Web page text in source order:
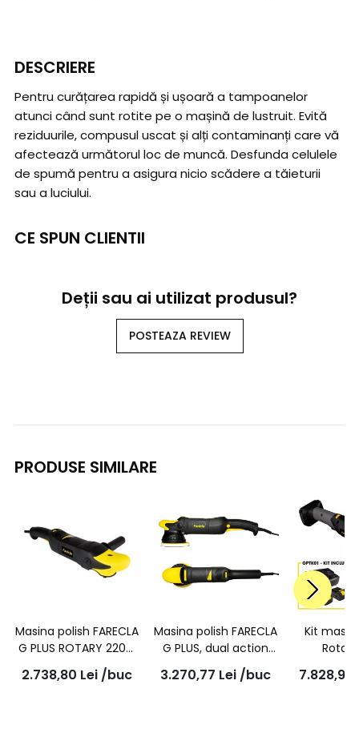
DESCRIERE
Pentru curățarea rapidă și ușoară a tampoanelor
atunci când sunt rotite pe o mașină de lustruit. Evită
reziduurile, compusul uscat și alți contaminanți care vă
afectează următorul loc de muncă. Desfunda celulele
de spumă pentru a asigura nicio scădere a tăieturii
sau a luciului.
CE SPUN CLIENTII
Deții sau ai utilizat produsul?
POSTEAZA REVIEW
PRODUSE SIMILARE
Masina polish FARECLA
G PLUS ROTARY 220V,
GPT003
2.738,80 Lei /buc
Masina polish FARECLA
G PLUS, dual action
(orbitala), orbita
15mm, penntru pad
3.270,77 Lei /buc
Kit
G PLUS,
7.828,95